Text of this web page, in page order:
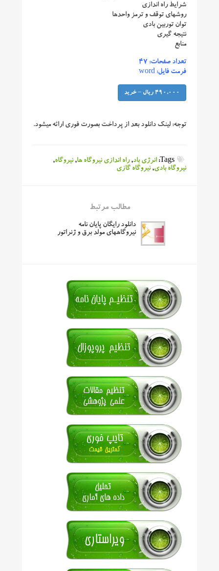
شرایط راه اندازی
روشهای توقف و ترمز واحدها
توان توربین بادی
نتیجه گیری
منابع
تعداد صفحات: ۴۷
فرمت فایل: word
490,000 ریال – خرید
توجه: لینک دانلود بعد از پرداخت بصورت فوری ارائه میشود.
Tags: انرژی باد,راه اندازی نیروگاه ها,نیروگاه,
نیروگاه بادی,نیروگاه گازی
مطالب مرتبط
دانلود رایگان پایان نامه
نیروگاههای مولد برق و ژنراتور